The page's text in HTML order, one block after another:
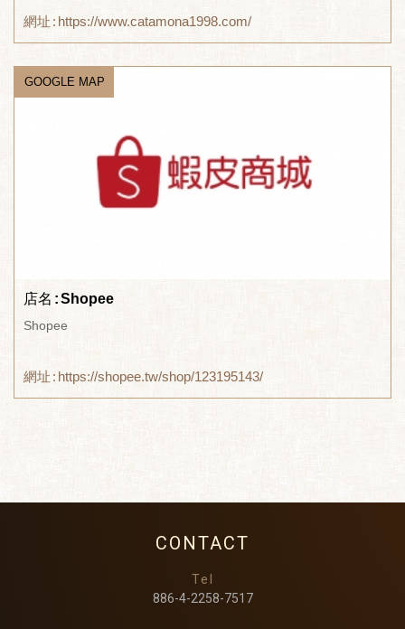
網址 https://www.catamona1998.com/
GOOGLE MAP
店名 Shopee
Shopee
網址 https://shopee.tw/shop/123195143/
CONTACT
Tel
886-4-2258-7517